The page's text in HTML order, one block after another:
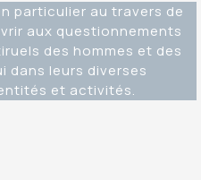
particulier au travers de
aux questionnements
des hommes et des
dans leurs diverses
et activités.